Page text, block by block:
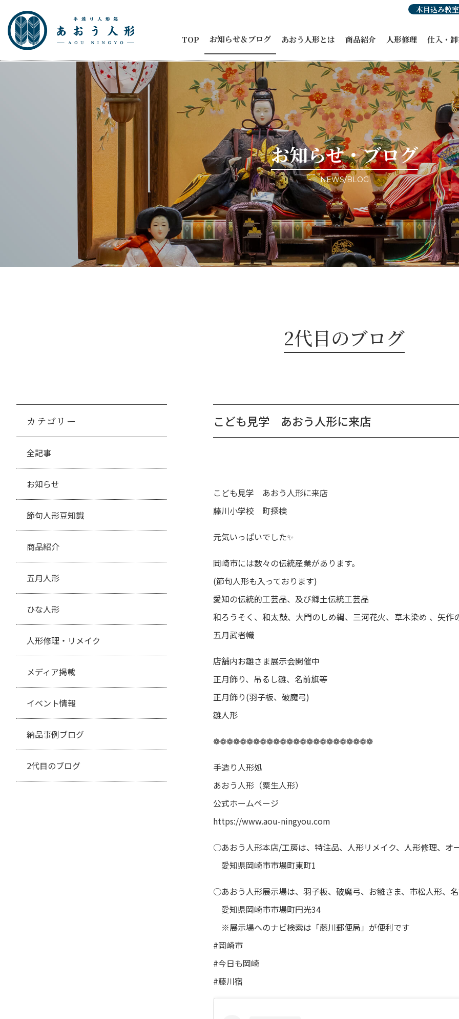
木目込み教室
TOP お知らせ＆ブログ
お知らせ
節句人形豆知識
商品紹介
五月人形
ひな人形
人形修理・リメイク
メディア掲載
イベント情報
納品事例ブログ
2代目のブログ
あおう人形とは
あおう人形の強み
職人紹介・受賞歴
あおう人形の歴史
商品紹介
ひな人形
オーダーひな人形
五月人形
飾り馬
こいのぼり
正月飾り
お祝い・贈答品
コラボ商品・作品
お客様宅納品事例
人形修理 仕入・
穂洲工
ひな人形
飾り馬
その他商
お知らせ・ブログ
NEWS/BLOG
2代目のブログ
カテゴリー
全記事
お知らせ
節句人形豆知識
商品紹介
五月人形
ひな人形
人形修理・リメイク
メディア掲載
イベント情報
納品事例ブログ
2代目のブログ
こども見学 あおう人形に来店
こども見学 あおう人形に来店
藤川小学校 町探検
元気いっぱいでした✨
岡崎市には数々の伝統産業があります。
(節句人形も入っております)
愛知の伝統的工芸品、及び郷土伝統工芸品
和ろうそく、和太鼓、大門のしめ縄、三河花火、草木染め 、矢作
五月武者幟
店舗内お雛さま展示会開催中
正月飾り、吊るし雛、名前旗等
正月飾り(羽子板、破魔弓)
雛人形
❁❁❁❁❁❁❁❁❁❁❁❁❁❁❁❁❁❁❁❁❁❁❁❁
手造り人形処
あおう人形（粟生人形）
公式ホームページ
https://www.aou-ningyou.com
○あおう人形本店/工房は、特注品、人形リメイク、人形修理、オ
愛知県岡崎市市場町東町1
○あおう人形展示場は、羽子板、破魔弓、お雛さま、市松人形、
愛知県岡崎市市場町円光34
※展示場へのナビ検索は「藤川郵便局」が便利です
#岡崎市
#今日も岡崎
#藤川宿